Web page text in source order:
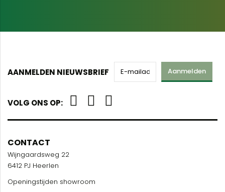
AANMELDEN NIEUWSBRIEF Aanmelden
VOLG ONS OP:
CONTACT
Wijngaardsweg 22
6412 PJ Heerlen
Openingstijden showroom